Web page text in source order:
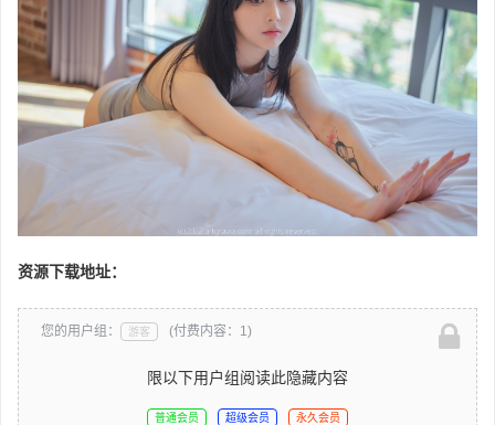
资源下载地址：
您的用户组： 游客 (付费内容：1)
限以下用户组阅读此隐藏内容
普通会员 超级会员 永久会员